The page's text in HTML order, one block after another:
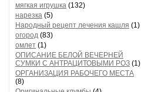
мягкая игрушка (132)
нарезка (5)
Народный рецепт лечения кашля (1)
огород (83)
омлет (1)
ОПИСАНИЕ БЕЛОЙ ВЕЧЕРНЕЙ
СУМКИ С АНТРАЦИТОВЫМИ РОЗ (1)
ОРГАНИЗАЦИЯ РАБОЧЕГО МЕСТА
(8)